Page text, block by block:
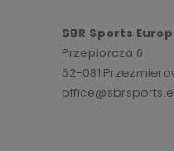
SBR Sports
Przepiorcza 6
62-081